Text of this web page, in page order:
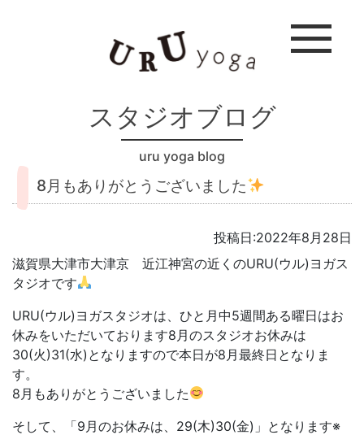
スタジオブログ
uru yoga blog
8月もありがとうございました
投稿日:2022年8月28日
滋賀県大津市大津京 近江神宮の近くのURU(ウル)ヨガス
タジオです
URU(ウル)ヨガスタジオは、ひと月中5週間ある曜日はお
休みをいただいております8月のスタジオお休みは
30(火)31(水)となりますので本日が8月最終日となりま
す。
8月もありがとうございました
そして、「9月のお休みは、29(木)30(金)」となります※